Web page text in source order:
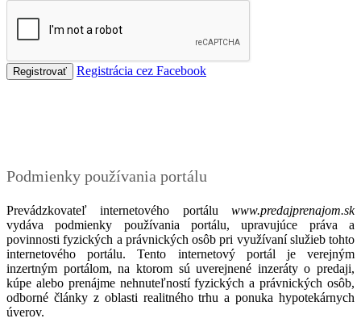
Registrácia cez Facebook
Podmienky používania portálu
Prevádzkovateľ internetového portálu www.predajprenajom.sk
vydáva podmienky používania portálu, upravujúce práva a
povinnosti fyzických a právnických osôb pri využívaní služieb tohto
internetového portálu. Tento internetový portál je verejným
inzertným portálom, na ktorom sú uverejnené inzeráty o predaji,
kúpe alebo prenájme nehnuteľností fyzických a právnických osôb,
odborné články z oblasti realitného trhu a ponuka hypotekárnych
úverov.